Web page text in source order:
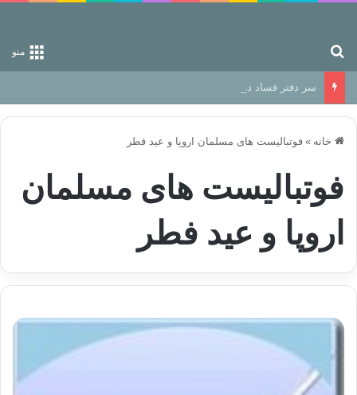
منو
سر دفتر فساد در زمین‌، دوری وکناره‌گیری از راه خداست‌!
خانه » فوتبالیست های مسلمان اروپا و عید فطر
فوتبالیست های مسلمان
اروپا و عید فطر